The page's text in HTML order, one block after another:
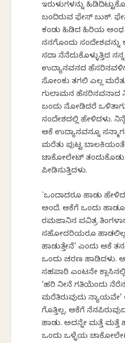
ಇರುಳುಗಳನ್ನು
ಬಂದಿರುವ ಫೇಸ್ ಬುಕ್. ಫೇಸ್
ಕಂಡು ಹಿಡಿದ ಹಿರಿಯ
ನನಗೊಂದು ಸಂದೇಶವನ್ನು
ಸದಾ ನೆನೆದುಕೊಳ್ಳುತ್ತಿದ್ದ
ಉದ್ಯಾನವನದ
ಸೋಂಕು ತಗಲಿ ಎಲ್ಲ
ಗುಲಾಮನ ಹೆಸರಿನವನಾದ
ಬಂದು ನೋಡಿದ್ದರೆ
ಸಂದೇಶದಲ್ಲಿ ಹೇಳಿದ್ದಳು.
ಆಕೆ ಉದ್ಯಾನವನ್ನೂ
ಮರೆತು ಪುಟ್ಟ
ಚಾಕೋಲೇಟ್ ತಂದುಕೊಡು
ಪೀಡಿಸುತ್ತಿದ್ದಳು.
`ಒಂದಾದರೂ ಹಾಡು
ಅಂದೆ. ಆಕೆಗೆ ಒಂದು ಹಾಡೂ
ರಮಜಾನಿನ ಪವಿತ್ರ
ಸಹೋದರಿಯರೂ
ಹಾಡುತ್ತೇನೆ’ ಎಂದು ಆಕೆ
ಒಂದು ಚರಣ ಹಾಡಿದಳು.
ಸಹಪಾಠಿ ಎಂಟನೇ ಕ್ಲಾಸಿನಲ್ಲಿ
‘ಹರಿ ನೀನೆ ಗತಿಯೆಂದು
ಮರೆತಿರುವುದು
ಗೊತ್ತಿಲ್ಲ, ಆಕೆಗೆ
ಹಾಡು. ಅದನ್ನೇ ಮತ್ತೆ ಮತ್ತೆ
ಒಂದು ಒಳ್ಳೆಯ